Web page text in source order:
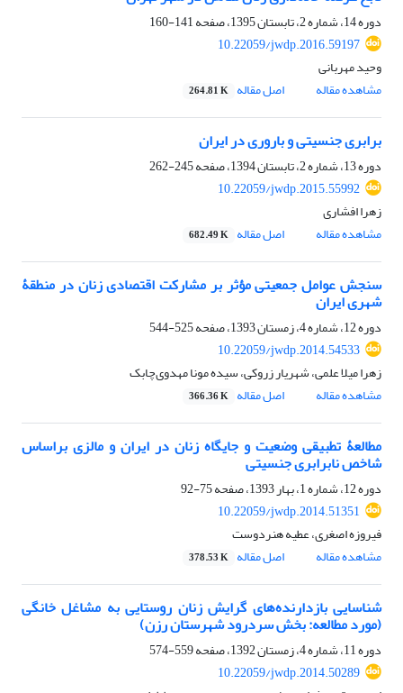
دوره 14، شماره 2، تابستان 1395، صفحه
141-160
10.22059/jwdp.2016.59197
وحید مهربانی
مشاهده مقاله
اصل مقاله 264.81 K
برابری جنسیتی و باروری در ایران
دوره 13، شماره 2، تابستان 1394، صفحه
245-262
10.22059/jwdp.2015.55992
زهرا افشاری
مشاهده مقاله
اصل مقاله 682.49 K
سنجش عوامل جمعیتی مؤثر بر مشارکت اقتصادی زنان در منطقۀ
شهری ایران
دوره 12، شماره 4، زمستان 1393، صفحه
525-544
10.22059/jwdp.2014.54533
زهرا میلا علمی، شهریار زروکی، سیده مونا مهدوی‌چابک
مشاهده مقاله
اصل مقاله 366.36 K
مطالعۀ تطبیقی وضعیت و جایگاه زنان در ایران و مالزی بر‌اساس
شاخص نابرابری جنسیتی
دوره 12، شماره 1، بهار 1393، صفحه
75-92
10.22059/jwdp.2014.51351
فیروزه اصغری، عطیه هنردوست
مشاهده مقاله
اصل مقاله 378.53 K
شناسایی بازدارنده‌های گرایش زنان روستایی به مشاغل خانگی
(مورد مطالعه: بخش سردرود شهرستان رزن)
دوره 11، شماره 4، زمستان 1392، صفحه
559-574
10.22059/jwdp.2014.50289